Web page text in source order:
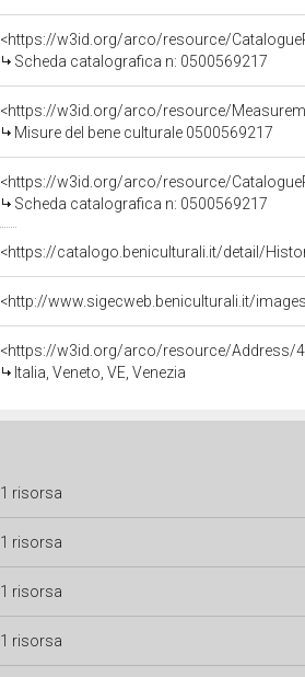
<https://w3id.org/arco/resource/
Scheda catalografica n: 0500569217
<https://w3id.org/arco/resource/
Misure del bene culturale 0500569217
<https://w3id.org/arco/resource/
Scheda catalografica n: 0500569217
<https://catalogo.beniculturali.it/detail/
<http://www.sigecweb.beniculturali.it/
<https://w3id.org/arco/resource/Address/
Italia, Veneto, VE, Venezia
1 risorsa
1 risorsa
1 risorsa
1 risorsa